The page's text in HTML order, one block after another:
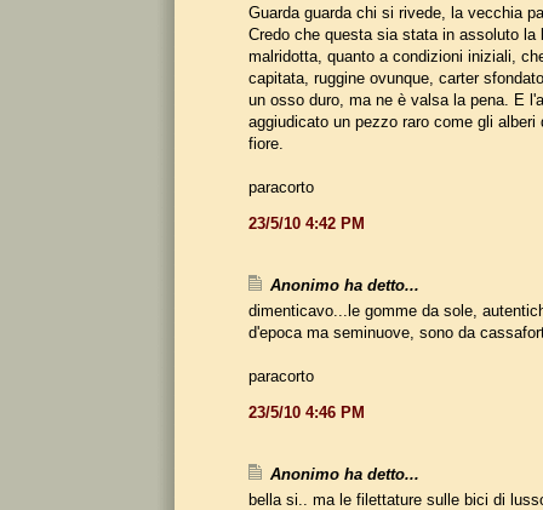
Guarda guarda chi si rivede, la vecchia
Credo che questa sia stata in assoluto la
malridotta, quanto a condizioni iniziali,
capitata, ruggine ovunque, carter
un osso duro, ma ne è valsa la pena. E
aggiudicato un pezzo raro come gli alberi
fiore.
paracorto
23/5/10 4:42 PM
Anonimo ha detto...
dimenticavo...le gomme da sole,
d'epoca ma seminuove, sono da
paracorto
23/5/10 4:46 PM
Anonimo ha detto...
bella si.. ma le filettature sulle bici di